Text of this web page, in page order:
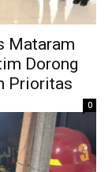
Mataram
Dorong
Prioritas
0